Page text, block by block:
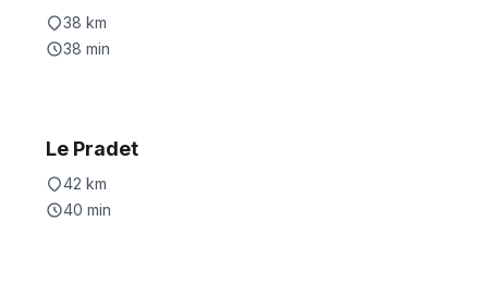
38 km
38 min
Le Pradet
42 km
40 min